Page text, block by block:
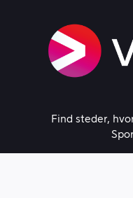
Find steder,